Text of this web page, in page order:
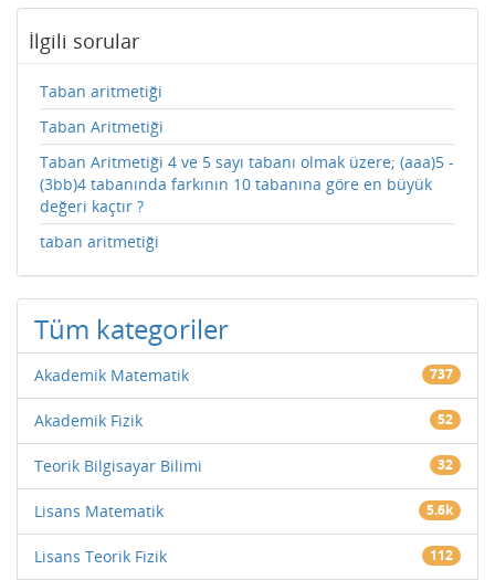
İlgili sorular
Taban aritmetiği
Taban Aritmetiği
Taban Aritmetiği 4 ve 5 sayı tabanı olmak üzere; (aaa)5 -
(3bb)4 tabanında farkının 10 tabanına göre en büyük
değeri kaçtır ?
taban aritmetiği
Tüm kategoriler
Akademik Matematik 737
Akademik Fizik 52
Teorik Bilgisayar Bilimi 32
Lisans Matematik 5.6k
Lisans Teorik Fizik 112